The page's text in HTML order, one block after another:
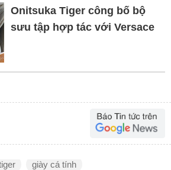
Onitsuka Tiger công bố bộ
sưu tập hợp tác với Versace
giày cá tính